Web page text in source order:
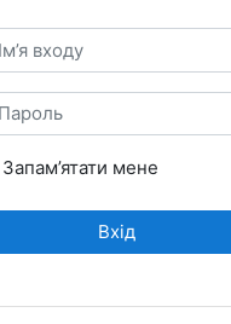
входу
Запам’ятати мене
Вхід